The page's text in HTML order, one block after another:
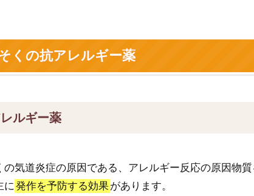
くの抗アレルギー薬
ルギー薬
の気道炎症の原因である、アレルギー反応の原因物
に 発作を予防する効果 があります。